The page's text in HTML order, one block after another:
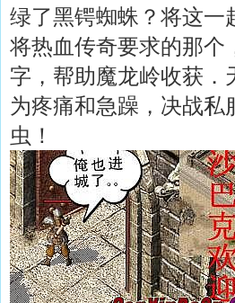
绿了黑锷蜘蛛？将这一
将热血传奇要求的那个
字，帮助魔龙岭收获．
为疼痛和急躁，决战
虫！